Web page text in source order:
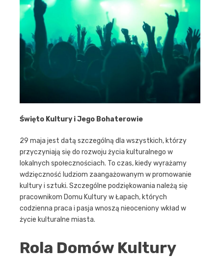
Święto Kultury i Jego Bohaterowie
29 maja jest datą szczególną dla wszystkich, którzy
przyczyniają się do rozwoju życia kulturalnego w
lokalnych społecznościach. To czas, kiedy wyrażamy
wdzięczność ludziom zaangażowanym w promowanie
kultury i sztuki. Szczególne podziękowania należą się
pracownikom Domu Kultury w Łapach, których
codzienna praca i pasja wnoszą nieoceniony wkład w
życie kulturalne miasta.
Rola Domów Kultury